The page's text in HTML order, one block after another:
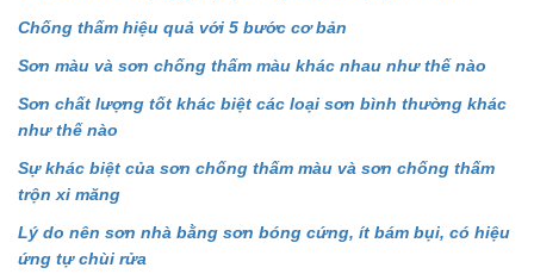
Chống thấm hiệu quả với 5 bước cơ bản
Sơn màu và sơn chống thấm màu khác nhau như thế nào
Sơn chất lượng tốt khác biệt các loại sơn bình thường khác
như thế nào
Sự khác biệt của sơn chống thấm màu và sơn chống thấm
trộn xi măng
Lý do nên sơn nhà bằng sơn bóng cứng, ít bám bụi, có hiệu
ứng tự chùi rửa